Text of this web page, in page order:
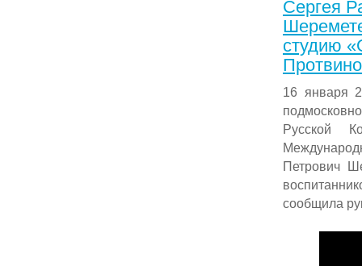
Сергея
студию
16 января
Русской
Петрович
сообщила